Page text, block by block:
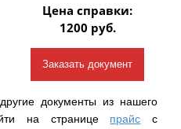
Цена справки:
1200 руб.
Заказать документ
документы из нашего
на странице прайс с